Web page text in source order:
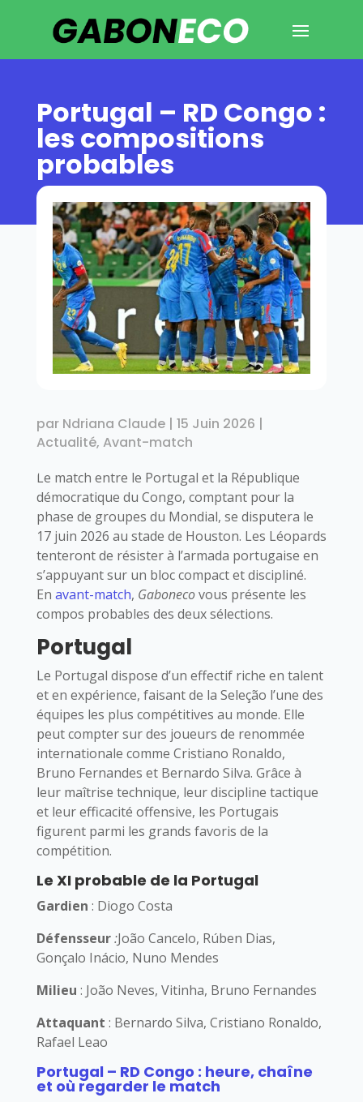
Portugal – RD Congo :
les compositions
probables
par Ndriana Claude| 15 Juin 2026 |
Actualité, Avant-match
Le match entre le Portugal et la République
démocratique du Congo, comptant pour la
phase de groupes du Mondial, se disputera le
17 juin 2026 au stade de Houston. Les Léopards
tenteront de résister à l’armada portugaise en
s’appuyant sur un bloc compact et discipliné.
En avant-match, Gabonecovous présente les
compos probables des deux sélections.
Portugal
Le Portugal dispose d’un effectif riche en talent
et en expérience, faisant de la Seleção l’une des
équipes les plus compétitives au monde. Elle
peut compter sur des joueurs de renommée
internationale comme Cristiano Ronaldo,
Bruno Fernandes et Bernardo Silva. Grâce à
leur maîtrise technique, leur discipline tactique
et leur efficacité offensive, les Portugais
figurent parmi les grands favoris de la
compétition.
Le XI probable de la Portugal
Gardien : Diogo Costa
Défensseur:João Cancelo, Rúben Dias,
Gonçalo Inácio, Nuno Mendes
Milieu : João Neves, Vitinha, Bruno Fernandes
Attaquant : Bernardo Silva, Cristiano Ronaldo,
Rafael Leao
Portugal – RD Congo : heure, chaîne
et où regarder le match